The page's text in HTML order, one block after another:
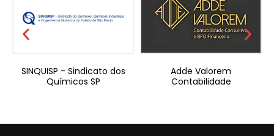
SINQUISP - Sindicato dos
Químicos SP
Adde Valorem
Contabilidade